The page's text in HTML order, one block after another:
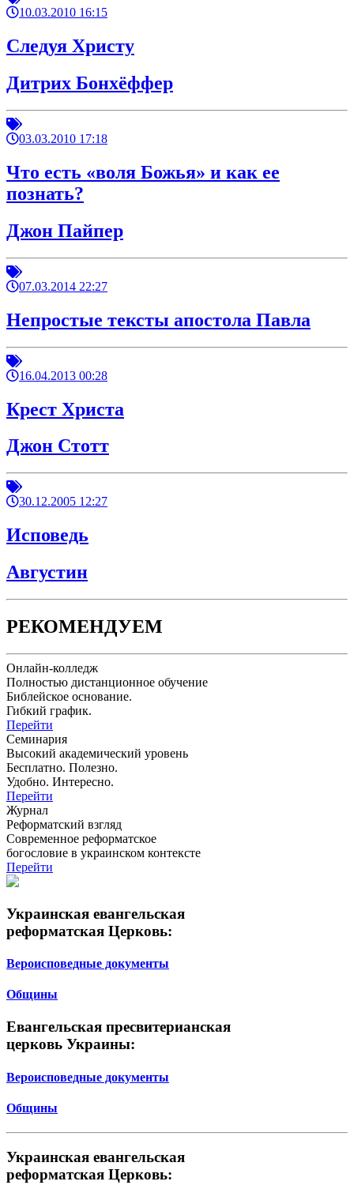
10.03.2010 16:15
Следуя Христу
Дитрих Бонхёффер
03.03.2010 17:18
Что есть «воля Божья» и как ее
познать?
Джон Пайпер
07.03.2014 22:27
Непростые тексты апостола Павла
16.04.2013 00:28
Крест Христа
Джон Стотт
30.12.2005 12:27
Исповедь
Августин
РЕКОМЕНДУЕМ
Онлайн-колледж
Полностью дистанционное обучение
Библейское основание.
Гибкий график.
Перейти
Семинария
Высокий академический уровень
Бесплатно. Полезно.
Удобно. Интересно.
Перейти
Журнал
Реформатский взгляд
Современное реформатское
богословие в украинском контексте
Перейти
Украинская евангельская
реформатская Церковь:
Вероисповедные документы
Общины
Евангельская пресвитерианская
церковь Украины:
Вероисповедные документы
Общины
Украинская евангельская
реформатская Церковь: